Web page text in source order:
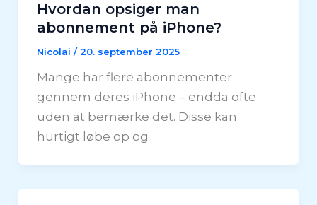
Hvordan opsiger man
abonnement på iPhone?
Nicolai /20. september 2025
Mange har flere abonnementer
gennem deres iPhone – endda ofte
uden at bemærke det. Disse kan
hurtigt løbe op og